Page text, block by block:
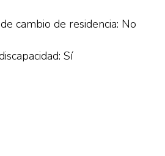
cambio de residencia: No
Sí